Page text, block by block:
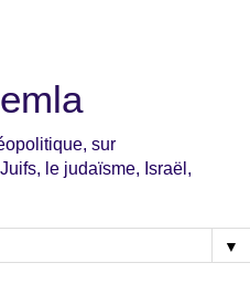
sur
le judaïsme, Israël,
▼